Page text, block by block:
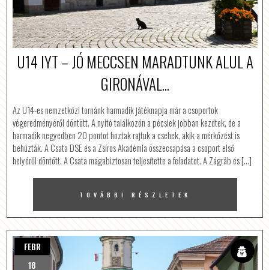
U14 IYT – JÓ MECCSEN MARADTUNK ALUL A
GIRONÁVAL...
Az U14-es nemzetközi tornánk harmadik játéknapja már a csoportok
végeredményéről döntött. A nyitó találkozón a pécsiek jobban kezdtek, de a
harmadik negyedben 20 pontot hoztak rajtuk a csehek, akik a mérkőzést is
behúzták. A Csata DSE és a Zsíros Akadémia összecsapása a csoport első
helyéről döntött. A Csata magabiztosan teljesítette a feladatot. A Zágráb és […]
TOVÁBBI RÉSZLETEK
FEBR
18